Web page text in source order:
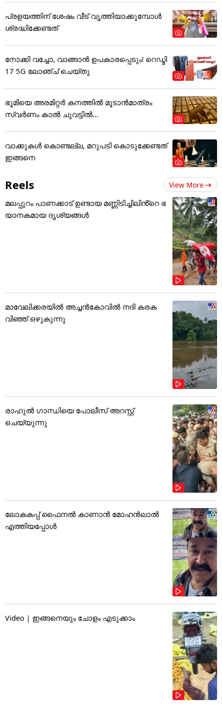
പ്രളയത്തിന് ശേഷം വീട് വൃത്തിയാക്കുമ്പോൾ
ശ്രദ്ധിക്കേണ്ടത്
നോക്കി വച്ചോ, വാങ്ങാൻ ഉപകാരപ്പെടും! റെഡ്മി
17 5G ലോഞ്ച് ചെയ്തു
ഭൂമിയെ അരമിറ്റർ കനത്തിൽ മൂടാൻമാത്രം
സ്വർണം കാൽ ചുവട്ടിൽ...
വാക്കുകൾ കൊണ്ടല്ല, മറുപടി കൊടുക്കേണ്ടത്
ഇങ്ങനെ
Reels View More
മലപ്പുറം പാണക്കാട് ഉണ്ടായ മണ്ണിടിച്ചിലിൻ്റെ ഭ
യാനകമായ ദൃശ്യങ്ങൾ
മാവേലിക്കരയിൽ അച്ചൻകോവിൽ നദി കരക
വിഞ്ഞ് ഒഴുകുന്നു
രാഹുൽ ഗാന്ധിയെ പോലീസ് അറസ്റ്റ്
ചെയ്യുന്നു
ലോകകപ്പ് ഫൈനൽ കാണാൻ മോഹൻലാൽ
എത്തിയപ്പോൾ
Video | ഇങ്ങനെയും ചോളം എടുക്കാം